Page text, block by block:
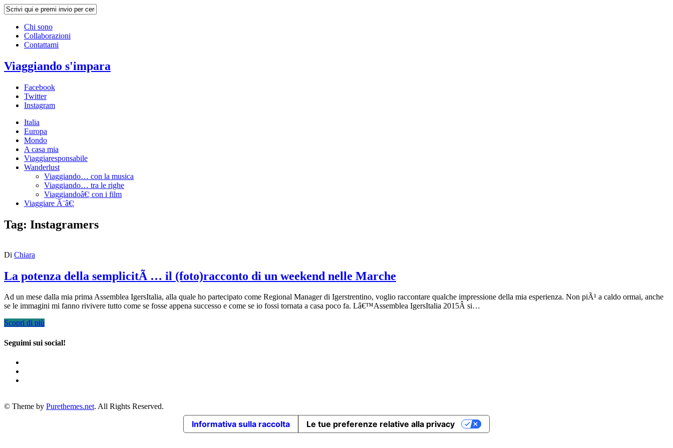
Chi sono
Collaborazioni
Contattami
Viaggiando s'impara
Facebook
Twitter
Instagram
Italia
Europa
Mondo
A casa mia
Viaggiaresponsabile
Wanderlust
Viaggiando… con la musica
Viaggiando… tra le righe
Viaggiandoâ€¦ con i film
Viaggiare Ã¨â€¦
Tag: Instagramers
Di Chiara
La potenza della semplicitÃ … il (foto)racconto di un weekend nelle Marche
Ad un mese dalla mia prima Assemblea IgersItalia, alla quale ho partecipato come Regional Manager di Igerstrentino, voglio raccontare qualche impressione della mia esperienza. Non piÃ¹ a caldo ormai, anche
se le immagini mi fanno rivivere tutto come se fosse appena successo e come se io fossi tornata a casa poco fa. Lâ€™Assemblea IgersItalia 2015Â si…
Scopri di più
Seguimi sui social!
© Theme by Purethemes.net. All Rights Reserved.
Informativa sulla raccolta Le tue preferenze relative alla privacy